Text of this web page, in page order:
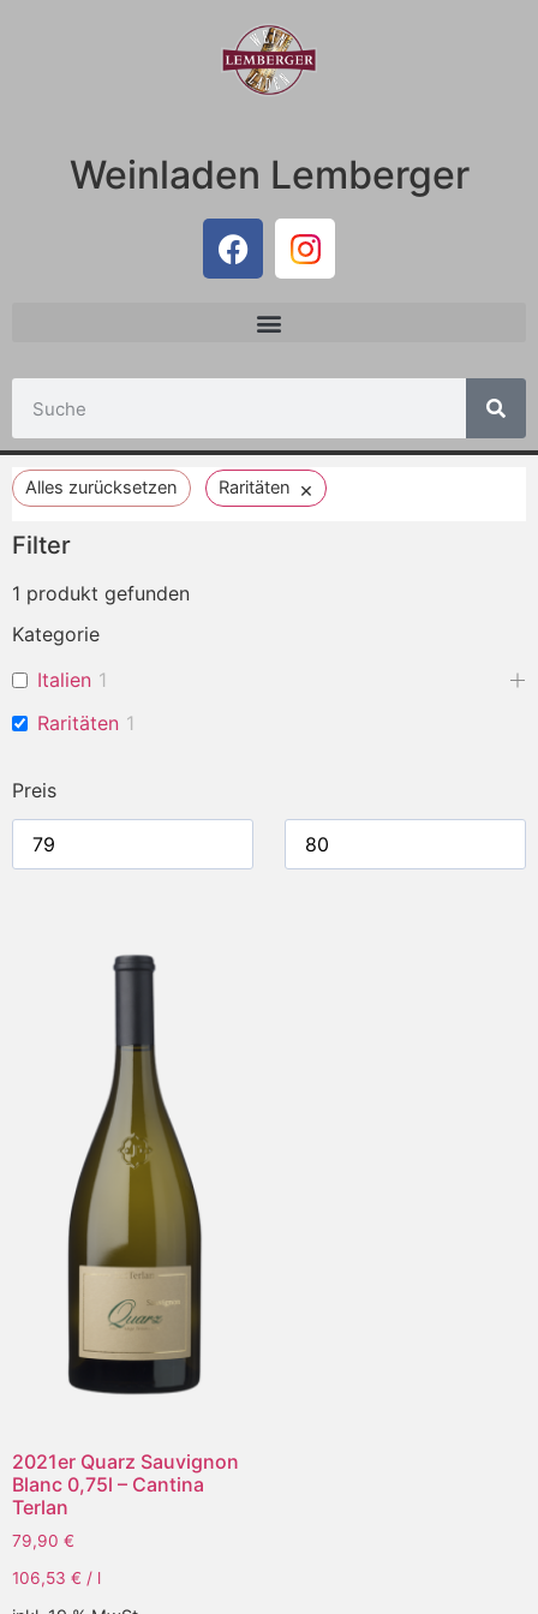
Weinladen Lemberger
Alles zurücksetzen Raritäten ×
Filter
1 produkt gefunden
Kategorie
Italien 1
Raritäten 1
Preis
2021er Quarz Sauvignon
Blanc 0,75l – Cantina
Terlan
79,90 €
106,53 € / l